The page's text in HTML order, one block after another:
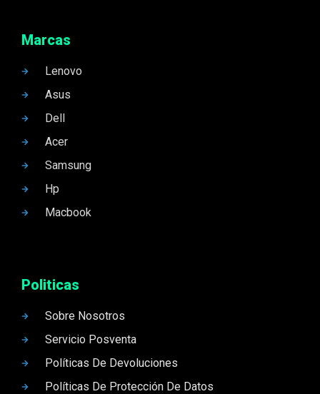
Marcas
Lenovo
Asus
Dell
Acer
Samsung
Hp
Macbook
Politicas
Sobre Nosotros
Servicio Posventa
Políticas De Devoluciones
Políticas De Protección De Datos